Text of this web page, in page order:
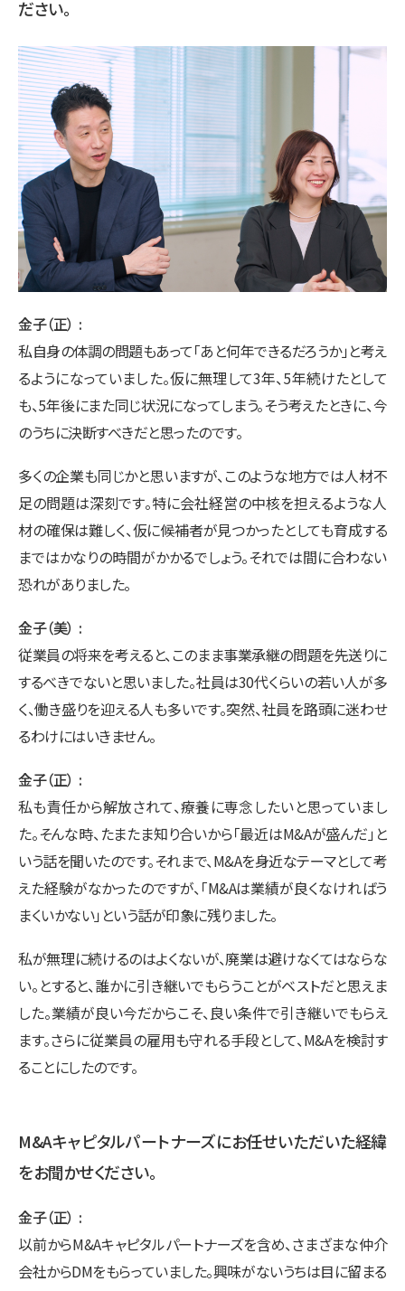
ださい。
金子（正）
私自身の体調の問題もあって「あと何年できるだろうか」と考え
るようになっていました。仮に無理して3年、5年続けたとして
も、5年後にまた同じ状況になってしまう。そう考えたときに、今
のうちに決断すべきだと思ったのです。
多くの企業も同じかと思いますが、このような地方では人材不
足の問題は深刻です。特に会社経営の中核を担えるような人
材の確保は難しく、仮に候補者が見つかったとしても育成する
まではかなりの時間がかかるでしょう。それでは間に合わない
恐れがありました。
金子（美）
従業員の将来を考えると、このまま事業承継の問題を先送りに
するべきでないと思いました。社員は30代くらいの若い人が多
く、働き盛りを迎える人も多いです。突然、社員を路頭に迷わせ
るわけにはいきません。
金子（正）
私も責任から解放されて、療養に専念したいと思っていまし
た。そんな時、たまたま知り合いから「最近はM&Aが盛んだ」と
いう話を聞いたのです。それまで、M&Aを身近なテーマとして考
えた経験がなかったのですが、「M&Aは業績が良くなければう
まくいかない」という話が印象に残りました。
私が無理に続けるのはよくないが、廃業は避けなくてはならな
い。とすると、誰かに引き継いでもらうことがベストだと思えま
した。業績が良い今だからこそ、良い条件で引き継いでもらえ
ます。さらに従業員の雇用も守れる手段として、M&Aを検討す
ることにしたのです。
M&Aキャピタルパートナーズにお任せいただいた経緯
をお聞かせください。
金子（正）
以前からM&Aキャピタルパートナーズを含め、さまざまな仲介
会社からDMをもらっていました。興味がないうちは目に留まる